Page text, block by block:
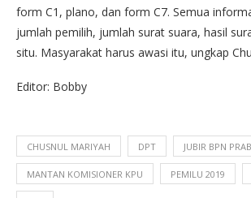
form C1, plano, dan form C7. Semua
jumlah pemilih, jumlah surat suara, hasil
situ. Masyarakat harus awasi itu, ungkap
Editor: Bobby
CHUSNUL MARIYAH DPT JUBIR BPN
MANTAN KOMISIONER KPU PEMILU 2019